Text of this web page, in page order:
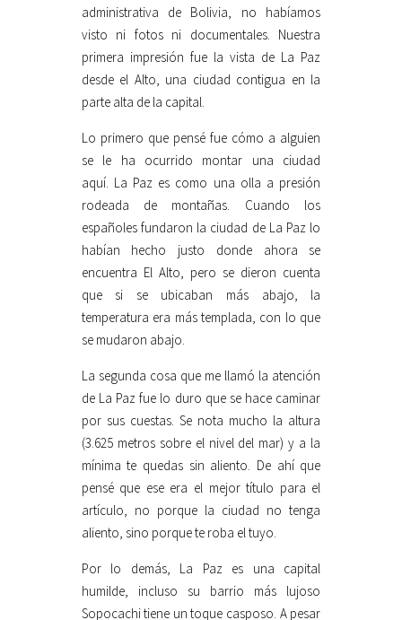
administrativa de Bolivia, no habíamos
visto ni fotos ni documentales. Nuestra
primera impresión fue la vista de La Paz
desde el Alto, una ciudad contigua en la
parte alta de la capital.
Lo primero que pensé fue cómo a alguien
se le ha ocurrido montar una ciudad
aquí. La Paz es como una olla a presión
rodeada de montañas. Cuando los
españoles fundaron la ciudad de La Paz lo
habían hecho justo donde ahora se
encuentra El Alto, pero se dieron cuenta
que si se ubicaban más abajo, la
temperatura era más templada, con lo que
se mudaron abajo.
La segunda cosa que me llamó la atención
de La Paz fue lo duro que se hace caminar
por sus cuestas. Se nota mucho la altura
(3.625 metros sobre el nivel del mar) y a la
mínima te quedas sin aliento. De ahí que
pensé que ese era el mejor título para el
artículo, no porque la ciudad no tenga
aliento, sino porque te roba el tuyo.
Por lo demás, La Paz es una capital
humilde, incluso su barrio más lujoso
Sopocachi tiene un toque casposo. A pesar